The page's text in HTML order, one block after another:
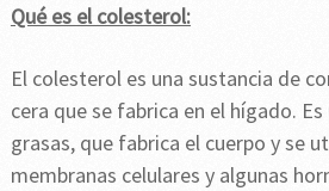
Qué es el colesterol:
El colesterol es una sustancia de
cera que se fabrica en el hígado.
grasas, que fabrica el cuerpo y se
membranas celulares y algunas